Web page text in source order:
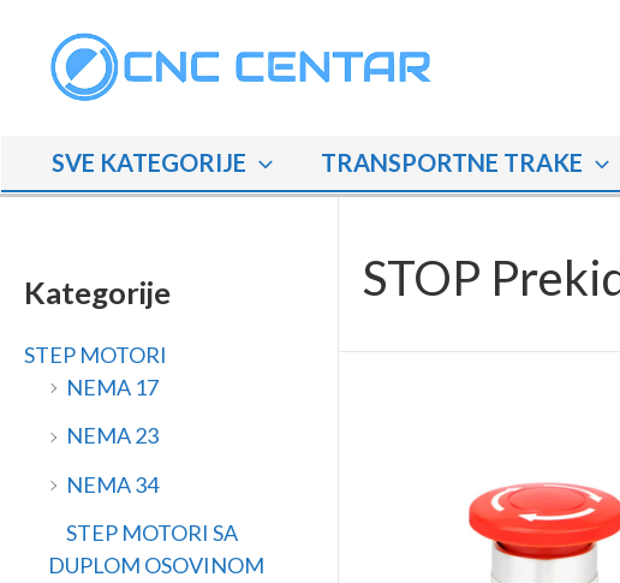
content
SVE KATEGORIJE TRANSPORTNE TRAKE
Kategorije
STEP MOTORI
NEMA 17
NEMA 23
NEMA 34
STEP MOTORI SA
DUPLOM OSOVINOM
a
m
STOP